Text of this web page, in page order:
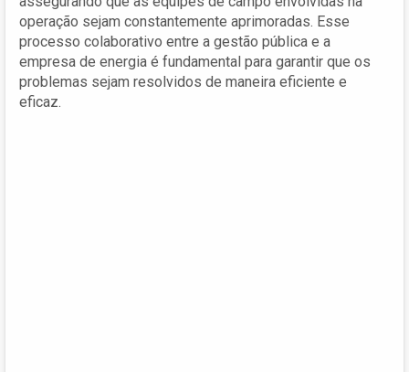
operação sejam constantemente aprimoradas. Esse
processo colaborativo entre a gestão pública e a
empresa de energia é fundamental para garantir que os
problemas sejam resolvidos de maneira eficiente e
eficaz.